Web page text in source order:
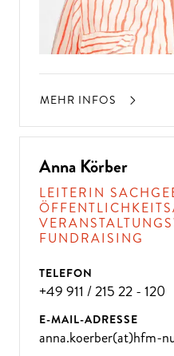
MEHR INFOS
Anna Körber
LEITERIN
FUNDRAISING
TELEFON
+49 911 / 215 22 - 120
E-MAIL-ADRESSE
anna.koerber(at)hfm-